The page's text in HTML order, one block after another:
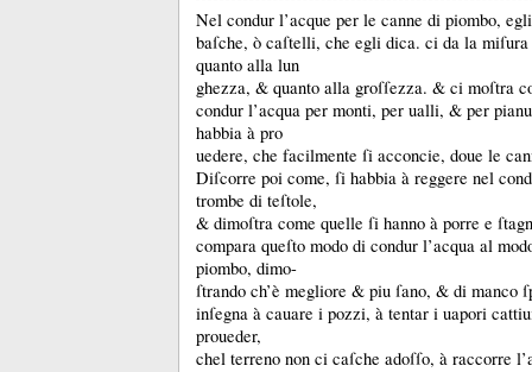
Nel condur l’acque per le canne di piombo,
baſche, ò caſtelli, che egli dica. ci da la
quanto alla lun
ghezza, & quanto alla groſſezza. & ci moſtra
condur l’acqua per monti, per ualli, & per
habbia à pro
uedere, che facilmente ſi acconcie, doue le
Diſcorre poi come, ſi habbia à reggere nel
trombe di teſtole,
& dimoſtra come quelle ſi hanno à porre e
compara queſto modo di condur l’acqua al
piombo, dimo-
ſtrando ch’è megliore & piu ſano, & di manco
inſegna à cauare i pozzi, à tentar i uapori
proueder,
chel terreno non ci caſche adoſſo, à raccorre